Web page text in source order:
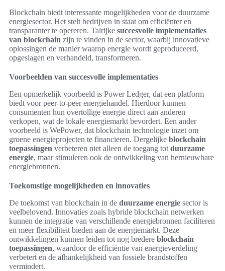
Blockchain biedt interessante mogelijkheden voor de duurzame
energiesector. Het stelt bedrijven in staat om efficiënter en
transparanter te opereren. Talrijke succesvolle implementaties
van blockchain zijn te vinden in de sector, waarbij innovatieve
oplossingen de manier waarop energie wordt geproduceerd,
opgeslagen en verhandeld, transformeren.
Voorbeelden van succesvolle implementaties
Een opmerkelijk voorbeeld is Power Ledger, dat een platform
biedt voor peer-to-peer energiehandel. Hierdoor kunnen
consumenten hun overtollige energie direct aan anderen
verkopen, wat de lokale energiemarkt bevordert. Een ander
voorbeeld is WePower, dat blockchain technologie inzet om
groene energieprojecten te financieren. Dergelijke blockchain
toepassingen verbeteren niet alleen de toegang tot duurzame
energie, maar stimuleren ook de ontwikkeling van hernieuwbare
energiebronnen.
Toekomstige mogelijkheden en innovaties
De toekomst van blockchain in de duurzame energie sector is
veelbelovend. Innovaties zoals hybride blockchain netwerken
kunnen de integratie van verschillende energiebronnen faciliteren
en meer flexibiliteit bieden aan de energiemarkt. Deze
ontwikkelingen kunnen leiden tot nog bredere blockchain
toepassingen, waardoor de efficiëntie van energieverdeling
verbetert en de afhankelijkheid van fossiele brandstoffen
vermindert.